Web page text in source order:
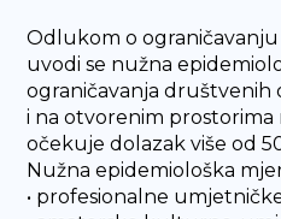
Odlukom o
uvodi se nužna
ograničavanja
i na otvorenim prostorima
očekuje dolazak više od
Nužna epidemiološka
• profesionalne